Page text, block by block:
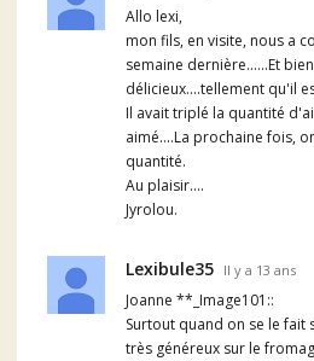
Allo lexi,
mon fils, en visite, nous a
semaine dernière......Et
délicieux....tellement qu'il
Il avait triplé la quantité
aimé....La prochaine fois,
quantité.
Au plaisir....
Jyrolou.
Lexibule35 Il y a 13 ans
Joanne **_Image101::
Surtout quand on se le fait
très généreux sur le